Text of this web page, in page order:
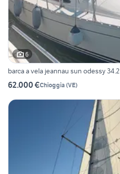
6
barca a vela jeannau sun odessy 34.2
62.000 €Chioggia (VE)